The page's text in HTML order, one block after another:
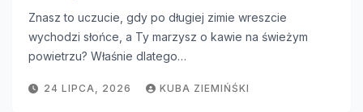
Znasz to uczucie, gdy po długiej zimie wreszcie
wychodzi słońce, a Ty marzysz o kawie na świeżym
powietrzu? Właśnie dlatego…
24 LIPCA, 2026 KUBA ZIEMIŃŚKI